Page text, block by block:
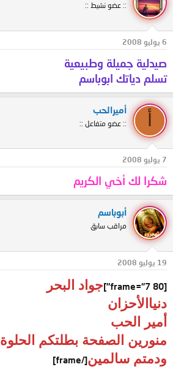
:: عضو نشيط ::
6 يوليو 2008
صيدلية جميلة وطبيعية
تسلم دياتك ابوباسم
أميرالحب
:: عضو متفاعل ::
7 يوليو 2008
شكرا لك أخي الكريم
أبوباسم
مراقب سابق
19 يوليو 2008
[frame="7 80"]
جواد البحر
دنياالأحزان
أمير الحب
منورين الصفحة بطلتكم الحلوة
ودمتم سالمين[/frame]